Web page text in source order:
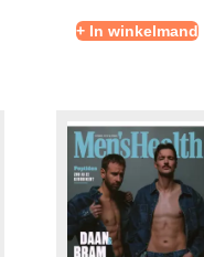
+ In winkelmand